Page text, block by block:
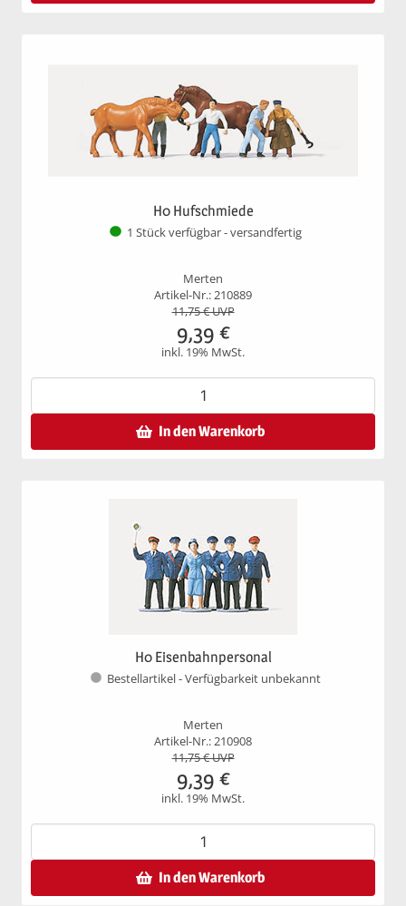
H0 Hufschmiede
1 Stück verfügbar - versandfertig
Merten
Artikel-Nr.: 210889
11,75€ UVP
9,39 €
inkl. 19% MwSt.
In den Warenkorb
H0 Eisenbahnpersonal
Bestellartikel - Verfügbarkeit unbekannt
Merten
Artikel-Nr.: 210908
11,75€ UVP
9,39 €
inkl. 19% MwSt.
In den Warenkorb